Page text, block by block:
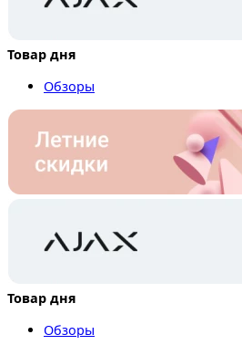
Товар дня
Обзоры
Товар дня
Обзоры